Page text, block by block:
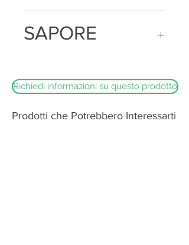
dura con occhiatura appena visibile
SAPORE
Richiedi informazioni su questo prodotto
Prodotti che Potrebbero Interessarti